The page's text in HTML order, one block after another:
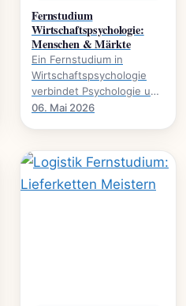
Fernstudium
Wirtschaftspsychologie:
Menschen & Märkte
Ein Fernstudium in
Wirtschaftspsychologie
verbindet Psychologie und
Wirtschaft. Es eröffnet
06. Mai 2026